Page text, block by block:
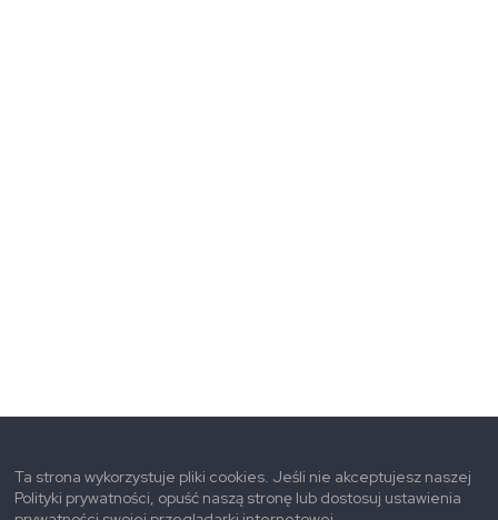
Ta strona wykorzystuje pliki cookies. Jeśli nie akceptujesz naszej
Polityki prywatności, opuść naszą stronę lub dostosuj ustawienia